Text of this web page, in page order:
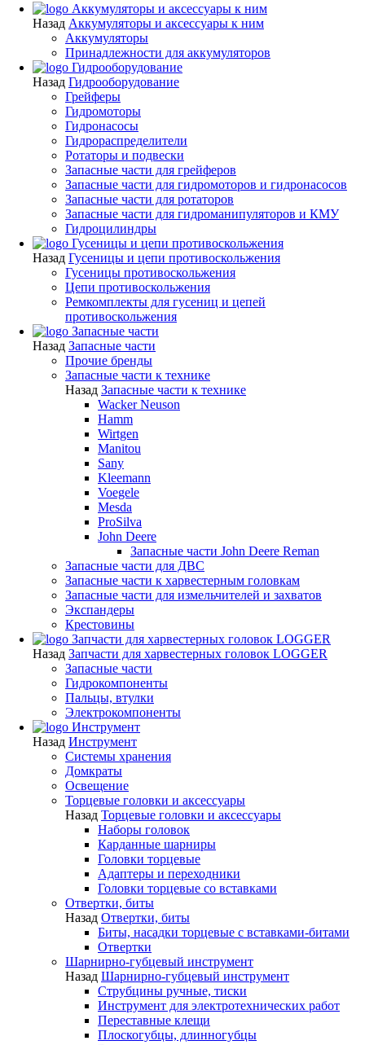
Аккумуляторы и аксессуары к ним
Назад Аккумуляторы и аксессуары к ним
Аккумуляторы
Принадлежности для аккумуляторов
Гидрооборудование
Назад Гидрооборудование
Грейферы
Гидромоторы
Гидронасосы
Гидрораспределители
Ротаторы и подвески
Запасные части для грейферов
Запасные части для гидромоторов и гидронасосов
Запасные части для ротаторов
Запасные части для гидроманипуляторов и КМУ
Гидроцилиндры
Гусеницы и цепи противоскольжения
Назад Гусеницы и цепи противоскольжения
Гусеницы противоскольжения
Цепи противоскольжения
Ремкомплекты для гусениц и цепей
противоскольжения
Запасные части
Назад Запасные части
Прочие бренды
Запасные части к технике
Назад Запасные части к технике
Wacker Neuson
Hamm
Wirtgen
Manitou
Sany
Kleemann
Voegele
Mesda
ProSilva
John Deere
Запасные части John Deere Reman
Запасные части для ДВС
Запасные части к харвестерным головкам
Запасные части для измельчителей и захватов
Экспандеры
Крестовины
Запчасти для харвестерных головок LOGGER
Назад Запчасти для харвестерных головок LOGGER
Запасные части
Гидрокомпоненты
Пальцы, втулки
Электрокомпоненты
Инструмент
Назад Инструмент
Системы хранения
Домкраты
Освещение
Торцевые головки и аксессуары
Назад Торцевые головки и аксессуары
Наборы головок
Карданные шарниры
Головки торцевые
Адаптеры и переходники
Головки торцевые со вставками
Отвертки, биты
Назад Отвертки, биты
Биты, насадки торцевые с вставками-битами
Отвертки
Шарнирно-губцевый инструмент
Назад Шарнирно-губцевый инструмент
Струбцины ручные, тиски
Инструмент для электротехнических работ
Переставные клещи
Плоскогубцы, длинногубцы